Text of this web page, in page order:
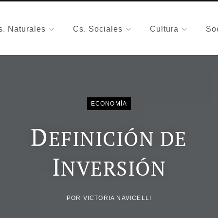
Naturales Cs. Sociales Cultura
ECONOMÍA
DEFINICIÓN DE
INVERSIÓN
POR VICTORIA NAVICELLI